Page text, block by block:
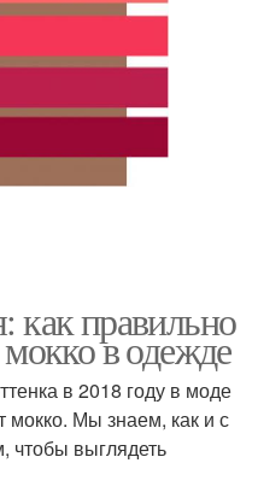
как правильно
в одежде
в 2018 году в моде
мокко. Мы знаем, как и с
чтобы выглядеть